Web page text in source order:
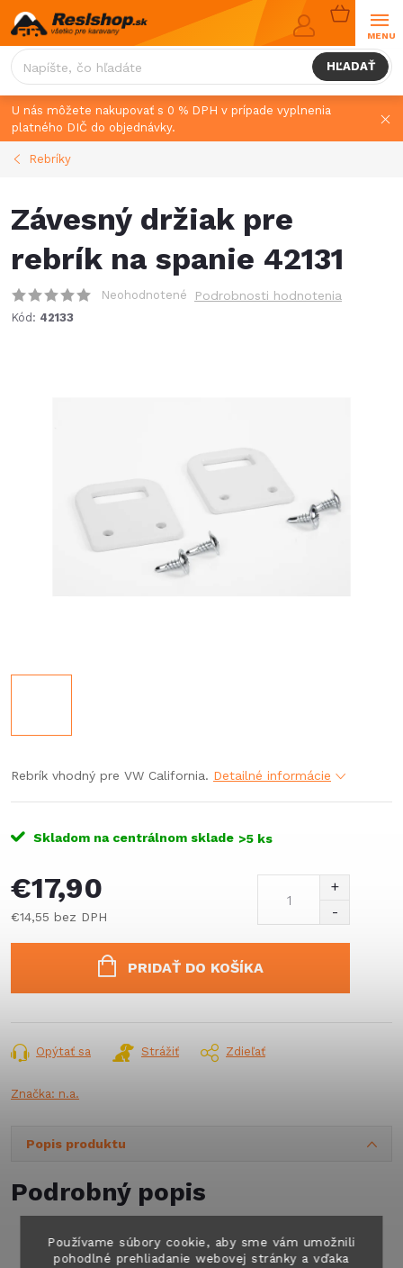
Používame súbory cookie, aby sme vám umožnili
pohodlné prehliadanie webovej stránky a vďaka
Prejsť
na
obsah
HĽADAŤ
KOŠÍK
U nás môžete nakupovať s 0 % DPH v prípade vyplnenia
platného DIČ do objednávky.
Rebríky
Závesný držiak pre
rebrík na spanie 42131
Neohodnotené Podrobnosti hodnotenia
Kód: 42133
Rebrík vhodný pre VW California. Detailné informácie
Skladom na centrálnom sklade >5 ks
€17,90
€14,55 bez DPH
PRIDAŤ DO KOŠÍKA
Opýtať sa Strážiť Zdieľať
Značka: n.a.
Popis produktu
Podrobný popis
Súčasťou balenia sú 2 držiaky a 4 skrutky.